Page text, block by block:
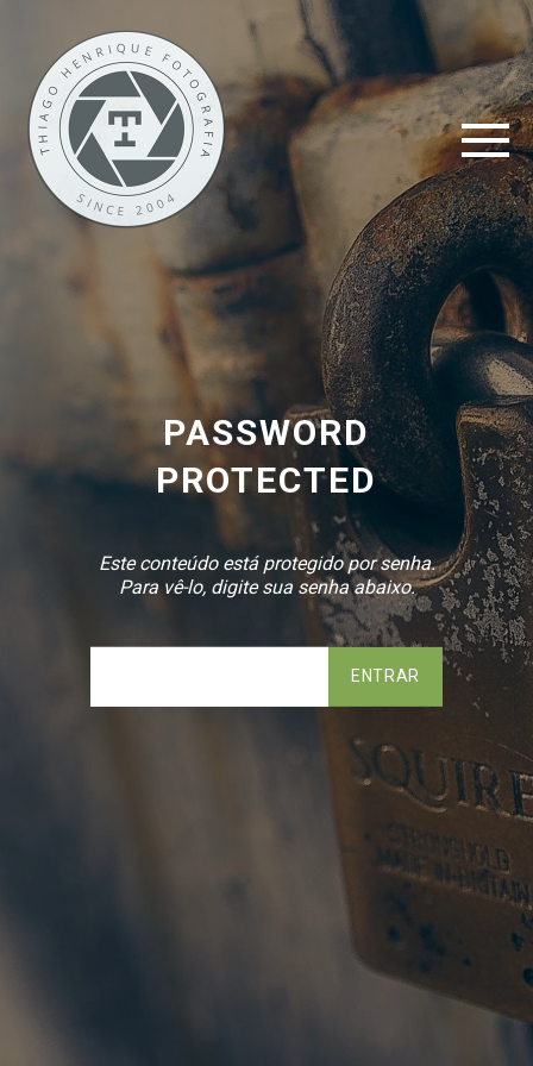
PASSWORD
PROTECTED
Este conteúdo está protegido por senha.
Para vê-lo, digite sua senha abaixo.